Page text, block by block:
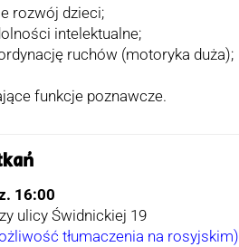
rozwój dzieci;
intelektualne;
ruchów (motoryka duża);
funkcje poznawcze.
16:00
ulicy Świdnickiej 19
tłumaczenia na rosyjskim)